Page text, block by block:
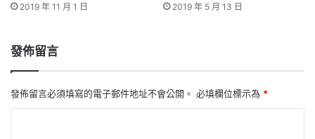
2019 年 11 月 1 日 2019 年 5 月 13 日
發佈留言
發佈留言必須填寫的電子郵件地址不會公開。 必填欄位標示為 *